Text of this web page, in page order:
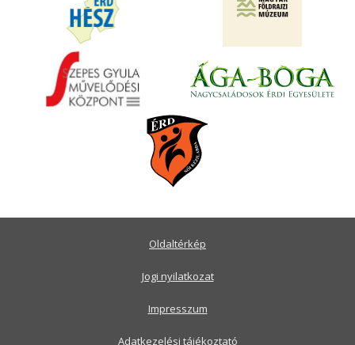
Oldaltérkép
Jogi nyilatkozat
Impresszum
Adatkezelési tájékoztató